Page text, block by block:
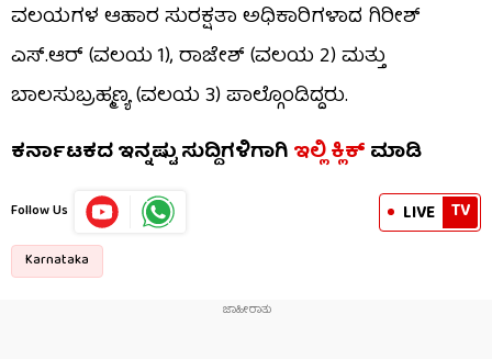
ವಲಯಗಳ ಆಹಾರ ಸುರಕ್ಷತಾ ಅಧಿಕಾರಿಗಳಾದ ಗಿರೀಶ್
ಎಸ್.ಆರ್ (ವಲಯ 1), ರಾಜೇಶ್ (ವಲಯ 2) ಮತ್ತು
ಬಾಲಸುಬ್ರಹ್ಮಣ್ಯ (ವಲಯ 3) ಪಾಲ್ಗೊಂಡಿದ್ದರು.
ಕರ್ನಾಟಕದ ಇನ್ನಷ್ಟು ಸುದ್ದಿಗಳಿಗಾಗಿಇಲ್ಲಿ ಕ್ಲಿಕ್ಮಾಡಿ
Follow Us LIVE TV
Karnataka